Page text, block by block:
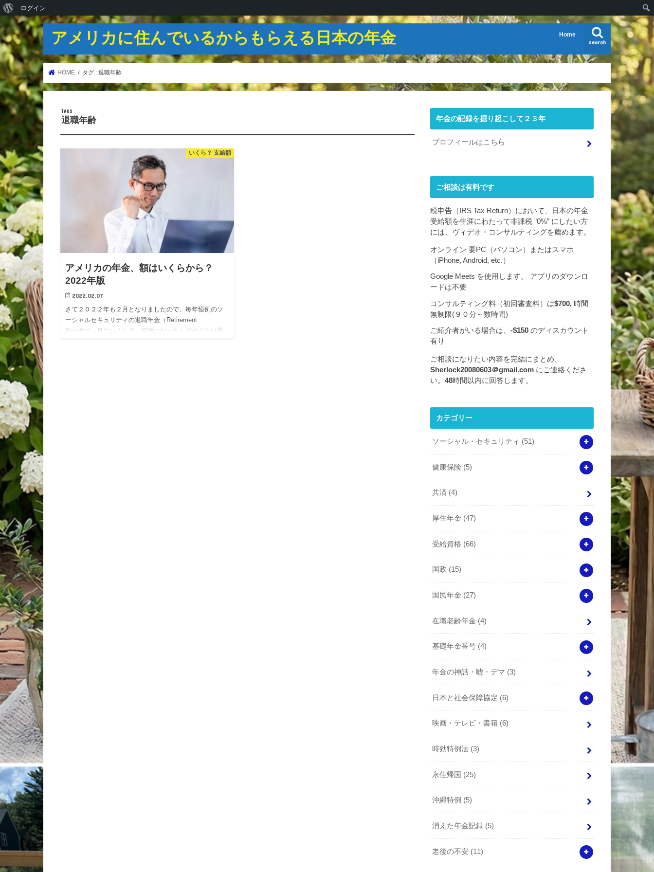
WordPress
に
つ
い
て
ログイン
アメリカに住んでいるからもらえる日本の年金 search
Home
HOME タグ : 退職年齢
退職年齢
いくら？ 支給額
アメリカの年金、額はいくらから？
2022年版
2022.02.07
さて２０２２年も２月となりましたので、毎年恒例のソ
ーシャルセキュリティの退職年金（Retirement
Benefits)、月にいくら？ 何歳になったらどのくらい受
年金の記録を掘り起こして２３年
プロフィールはこちら
ご相談は有料です
税申告（IRS Tax Return）において、日本の年金
受給額を生涯にわたって非課税 ”0%” にしたい方
には、ヴィデオ・コンサルティングを薦めます。
オンライン 要PC（パソコン）またはスマホ
（iPhone, Android, etc.）
Google Meets を使用します。 アプリのダウンロ
ードは不要
コンサルティング料（初回審査料）は$700, 時間
無制限(９０分～数時間)
ご紹介者がいる場合は、 -$150 のディスカウント
有り
ご相談になりたい内容を完結にまとめ、
Sherlock20080603＠gmail.com にご連絡くださ
い。 48時間以内に回答します。
カテゴリー
ソーシャル・セキュリティ (51)
健康保険 (5)
共済 (4)
厚生年金 (47)
受給資格 (66)
国政 (15)
国民年金 (27)
在職老齢年金 (4)
基礎年金番号 (4)
年金の神話・嘘・デマ (3)
日本と社会保障協定 (6)
映画・テレビ・書籍 (6)
時効特例法 (3)
永住帰国 (25)
沖縄特例 (5)
消えた年金記録 (5)
老後の不安 (11)